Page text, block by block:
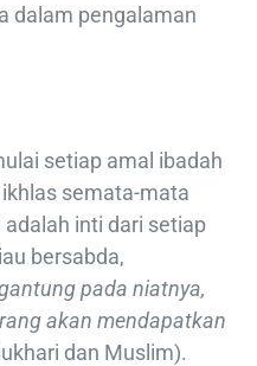
dalam pengalaman
setiap amal ibadah
semata-mata
inti dari setiap
bersabda,
pada niatnya,
akan mendapatkan
dan Muslim).